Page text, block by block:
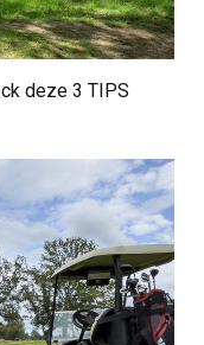
deze 3 TIPS